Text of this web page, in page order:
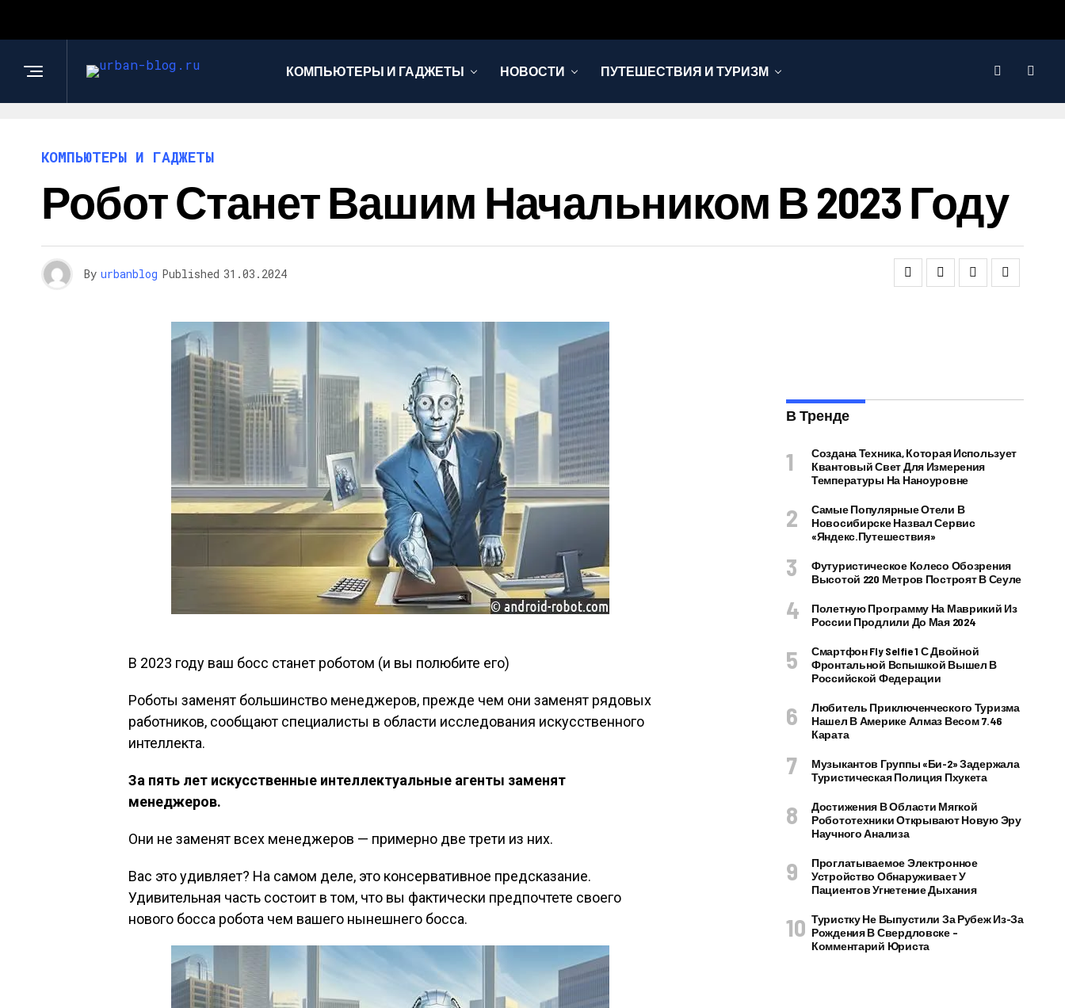
КОМПЬЮТЕРЫ И ГАДЖЕТЫ НОВОСТИ ПУТЕШЕСТВИЯ И ТУРИЗМ
КОМПЬЮТЕРЫ И ГАДЖЕТЫ
Робот Станет Вашим Начальником В 2023 Году
By urbanblog Published 31.03.2024
В 2023 году ваш босс станет роботом (и вы полюбите его)
Роботы заменят большинство менеджеров, прежде чем они заменят рядовых
работников, сообщают специалисты в области исследования искусственного
интеллекта.
За пять лет искусственные интеллектуальные агенты заменят
менеджеров.
Они не заменят всех менеджеров — примерно две трети из них.
Вас это удивляет? На самом деле, это консервативное предсказание.
Удивительная часть состоит в том, что вы фактически предпочтете своего
нового босса робота чем вашего нынешнего босса.
В Тренде
Создана Техника, Которая Использует
Квантовый Свет Для Измерения
Температуры На Наноуровне
Самые Популярные Отели В
Новосибирске Назвал Сервис
«Яндекс.Путешествия»
Футуристическое Колесо Обозрения
Высотой 220 Метров Построят В Сеуле
Полетную Программу На Маврикий Из
России Продлили До Мая 2024
Смартфон Fly Selfie 1 С Двойной
Фронтальной Вспышкой Вышел В
Российской Федерации
Любитель Приключенческого Туризма
Нашел В Америке Алмаз Весом 7.46
Карата
Музыкантов Группы «Би-2» Задержала
Туристическая Полиция Пхукета
Достижения В Области Мягкой
Робототехники Открывают Новую Эру
Научного Анализа
Проглатываемое Электронное
Устройство Обнаруживает У
Пациентов Угнетение Дыхания
Туристку Не Выпустили За Рубеж Из-За
Рождения В Свердловске –
Комментарий Юриста